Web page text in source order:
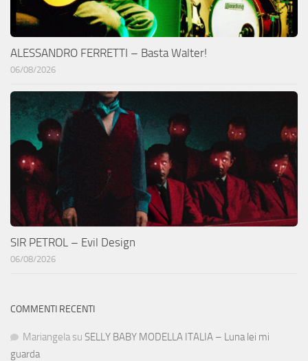
ALESSANDRO FERRETTI – Basta Walter!
06/08/2026
SIR PETROL – Evil Design
06/08/2026
COMMENTI RECENTI
Mariangela su SELLY BABY MODELLA ITALIA – Luna lei mi
guarda